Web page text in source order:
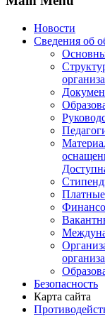
Новости
Сведения об
Платные
Безопасность
Карта сайта